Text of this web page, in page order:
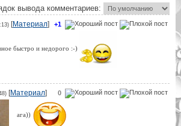
вывода комментариев:
+1
[Материал]
быстро и недорого :-)
0
[Материал]
ага))